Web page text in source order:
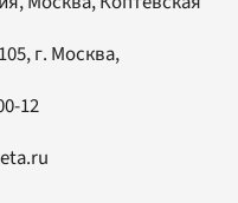
, г. Москва,
12